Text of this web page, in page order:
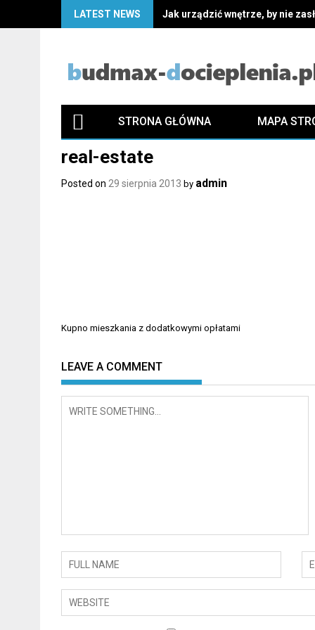
LATEST NEWS Jak urządzić wnętrze, by nie
STRONA GŁÓWNA MAPA
real-estate
Posted on 29 sierpnia 2013 by admin
Nawigacja
Kupno mieszkania z dodatkowymi opłatami
LEAVE A COMMENT